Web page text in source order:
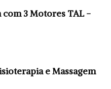
com 3 Motores TAL -
e Massagem